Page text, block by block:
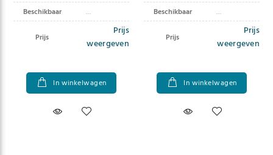
Beschikbaar
Prijs
Prijs
weergeven
In winkelwagen
Beschikbaar
Prijs
Prijs
weergeven
In winkelwagen